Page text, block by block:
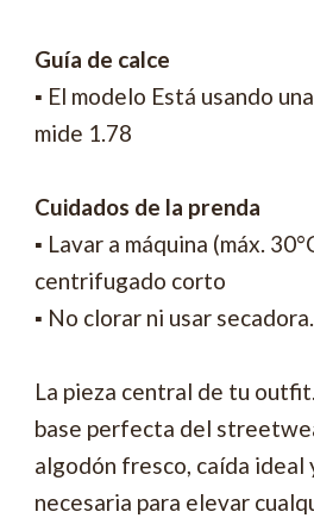
Guía de calce
▪ El modelo Está usando
mide 1.78
Cuidados de la prenda
▪ Lavar a máquina (máx.
centrifugado corto
▪ No clorar ni usar secadora.
La pieza central de tu
base perfecta del
algodón fresco, caída ideal
necesaria para elevar